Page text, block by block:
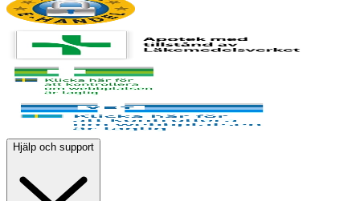
Hjälp och support